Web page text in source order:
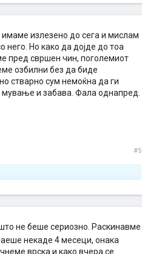
излезено до сега и мислам
Но како да дојде до тоа
пред свршен чин, поголемиот
озбилни без да биде
стварно сум немоќна да ги
мување и забава. Фала однапред.
#5
не беше сериозно. Раскинавме
некаде 4 месеци, онака
врска и како вчера се